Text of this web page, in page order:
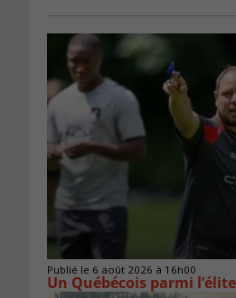
Publié le 6 août 2026 à 16h00
Un Québécois parmi